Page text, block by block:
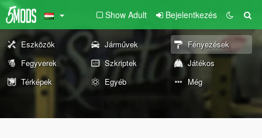
Show Adult Bejelentkezés
Eszközök Járművek
Fényezések
Fegyverek
Szkriptek
Játékos
Térképek
Egyéb Még